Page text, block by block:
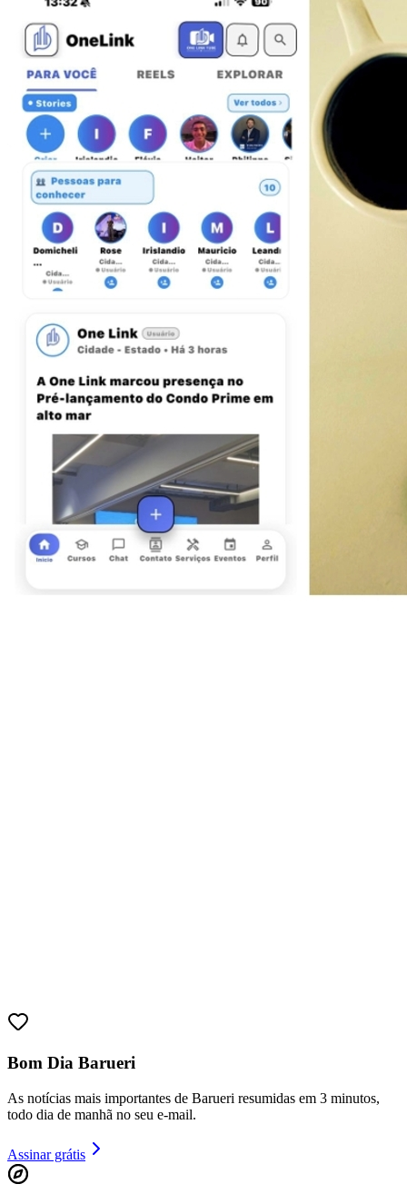
Bom Dia Barueri
As notícias mais importantes de Barueri resumidas em 3 minutos,
todo dia de manhã no seu e-mail.
Assinar grátis